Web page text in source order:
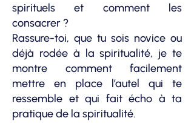
spirituels et comment les
consacrer ?
Rassure-toi, que tu sois novice ou
déjà rodée à la spiritualité, je te
montre comment facilement
mettre en place l’autel qui te
ressemble et qui fait écho à ta
pratique de la spiritualité.